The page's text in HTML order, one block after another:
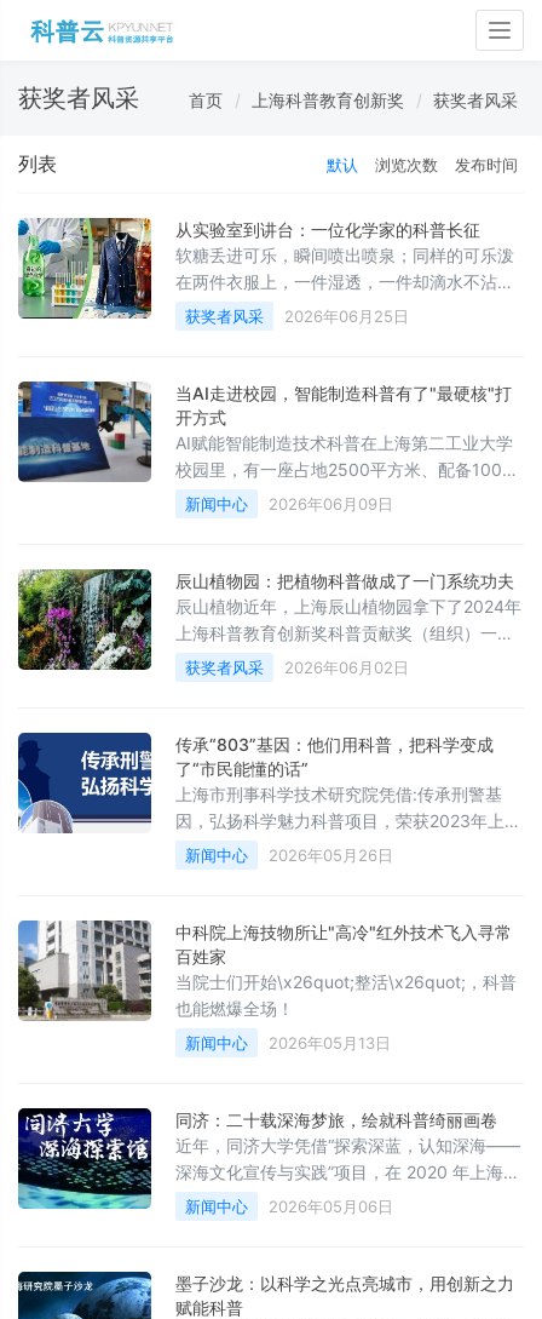
获奖者风采 首页 上海科普教育创新奖 获奖者风采
列表 默认 浏览次数 发布时间
从实验室到讲台：一位化学家的科普长征
软糖丢进可乐，瞬间喷出喷泉；同样的可乐泼
在两件衣服上，一件湿透，一件却滴水不沾
——这不是魔术，而是中国科学院上海有机化
学研究所研究员吕龙的科普现场。
获奖者风采 2026年06月25日
当AI走进校园，智能制造科普有了"最硬核"打
开方式
AI赋能智能制造技术科普在上海第二工业大学
校园里，有一座占地2500平方米、配备1000
余台套设备的智能制造工
新闻中心 2026年06月09日
辰山植物园：把植物科普做成了一门系统功夫
辰山植物近年，上海辰山植物园拿下了2024年
上海科普教育创新奖科普贡献奖（组织）一等
奖。
获奖者风采 2026年06月02日
传承“803”基因：他们用科普，把科学变成
了“市民能懂的话”
上海市刑事科学技术研究院凭借:传承刑警基
因，弘扬科学魅力科普项目，荣获2023年上海
科普教育创新奖科普贡献奖
新闻中心 2026年05月26日
中科院上海技物所让"高冷"红外技术飞入寻常
百姓家
当院士们开始\x26quot;整活\x26quot;，科普
也能燃爆全场！
新闻中心 2026年05月13日
同济：二十载深海梦旅，绘就科普绮丽画卷
近年，同济大学凭借“探索深蓝，认知深海——
深海文化宣传与实践”项目，在 2020 年上海科
普教育创新奖评选中脱
新闻中心 2026年05月06日
墨子沙龙：以科学之光点亮城市，用创新之力
赋能科普